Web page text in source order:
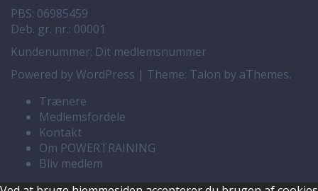
PBS: 06985459
Deb. gr. nr.: 00001
Kundenummer: Dit medlemsnummer
Powered by WordPress | Theme: Talon by aThemes.
Trænere
Medlemsfordele
Kontakt
Om POWERTRAINING
Bliv medlem